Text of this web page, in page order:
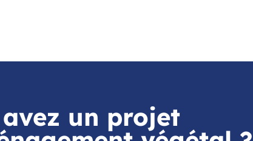
un projet